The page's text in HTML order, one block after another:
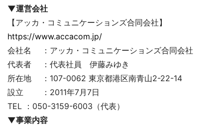
▼運営会社
【アッカ・コミュニケーションズ合同会社】
https://www.accacom.jp/
会社名 ：アッカ・コミュニケーションズ合同会社
代表者 ：代表社員 伊藤みゆき
所在地 ：107-0062 東京都港区南青山2-22-14
設立 ：2011年7月7日
TEL ：050-3159-6003（代表）
▼事業内容